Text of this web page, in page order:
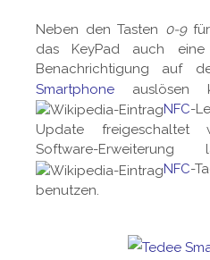
Neben den Tasten 0-9für
das KeyPad auch eine
Benachrichtigung auf
Smartphone auslösen
NFC-
Update freigeschaltet
Software-
NFC-
benutzen.